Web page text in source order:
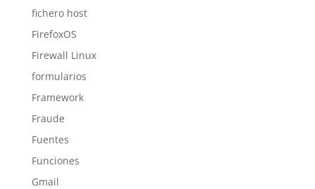
fichero host
FirefoxOS
Firewall Linux
formularios
Framework
Fraude
Fuentes
Funciones
Gmail